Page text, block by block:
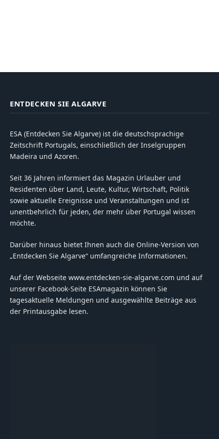
ENTDECKEN SIE ALGARVE
ESA (Entdecken Sie Algarve) ist die deutschsprachige
Zeitschrift Portugals, einschließlich der Inselgruppen
Madeira und Azoren.
Seit 36 Jahren informiert das Magazin Urlauber und
Residenten über Land, Leute, Kultur, Wirtschaft, Politik
sowie aktuelle Ereignisse und Veranstaltungen und ist
unentbehrlich für jeden, der mehr über Portugal wissen
möchte.
Darüber hinaus bietet Ihnen auch die Online-Version von
„Entdecken Sie Algarve“ umfangreiche Informationen.
Auf der Webseite www.entdecken-sie-algarve.com und auf
unserer Facebook-Seite ESAmagazin können Sie
tagesaktuelle Meldungen und ausgewählte Beiträge aus
der Printausgabe lesen.